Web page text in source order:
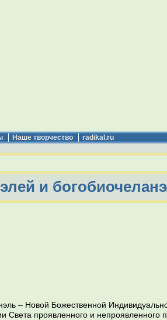
Наше творчество radikal.ru
и
– Новой Божественной
проявленного и непроявленного